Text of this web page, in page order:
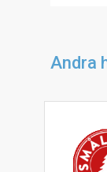
Andra